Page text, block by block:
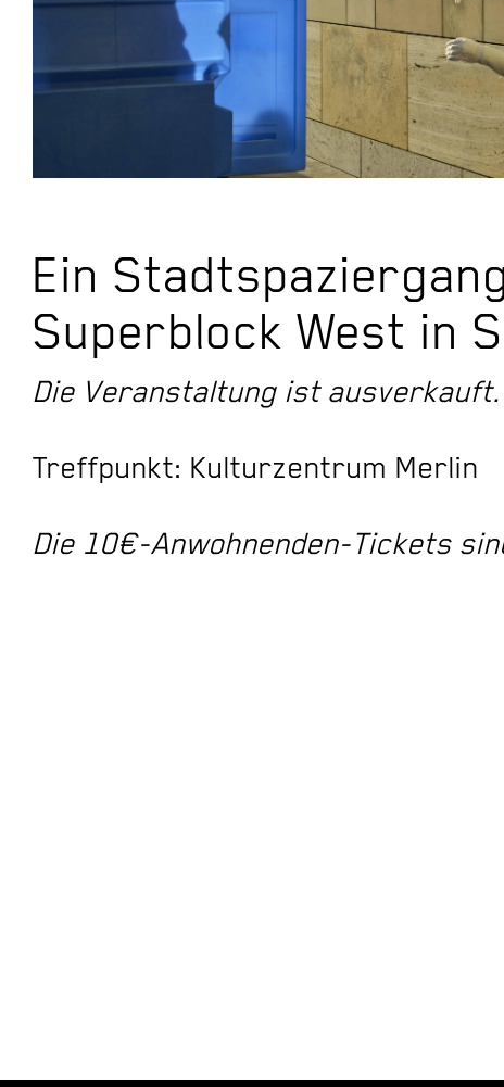
Ein
Superblock West in
Die Veranstaltung ist ausverkauft.
Treffpunkt: Kulturzentrum Merlin
Die 10€-Anwohnenden-Tickets